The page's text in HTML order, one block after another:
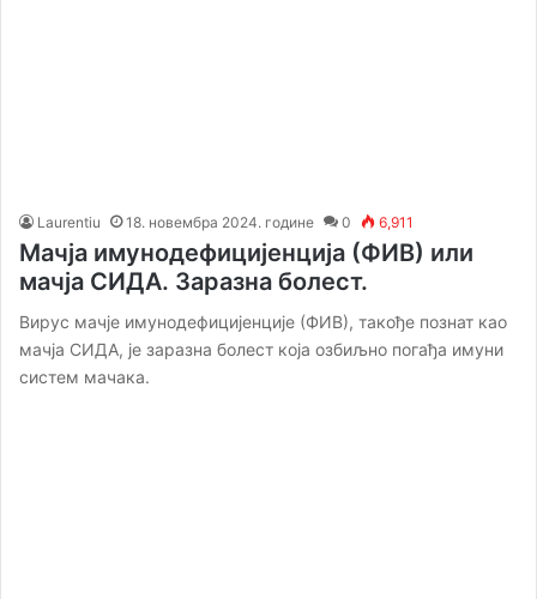
Laurentiu 18. новембра 2024. године 0 6,911
Мачја имунодефицијенција (ФИВ) или
мачја СИДА. Заразна болест.
Вирус мачје имунодефицијенције (ФИВ), такође познат као
мачја СИДА, је заразна болест која озбиљно погађа имуни
систем мачака.